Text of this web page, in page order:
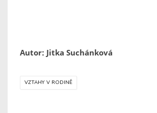
Autor: Jitka Suchánková
VZTAHY V RODINĚ